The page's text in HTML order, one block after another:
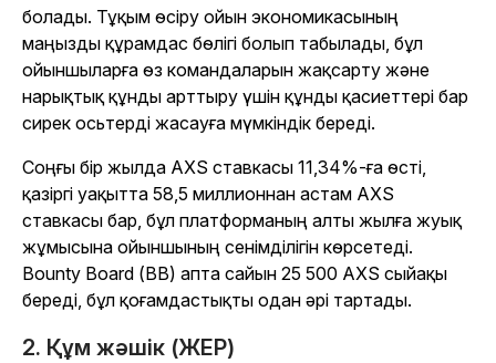
болады. Тұқым өсіру ойын экономикасының
маңызды құрамдас бөлігі болып табылады, бұл
ойыншыларға өз командаларын жақсарту және
нарықтық құнды арттыру үшін құнды қасиеттері бар
сирек осьтерді жасауға мүмкіндік береді.
Соңғы бір жылда AXS ставкасы 11,34%-ға өсті,
қазіргі уақытта 58,5 миллионнан астам AXS
ставкасы бар, бұл платформаның алты жылға жуық
жұмысына ойыншының сенімділігін көрсетеді.
Bounty Board (BB) апта сайын 25 500 AXS сыйақы
береді, бұл қоғамдастықты одан әрі тартады.
2. Құм жәшік (ЖЕР)